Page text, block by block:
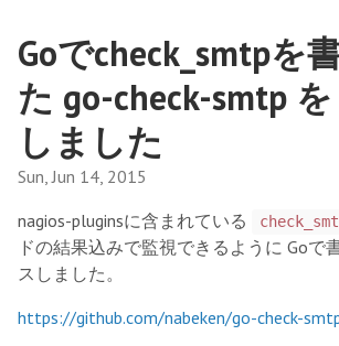
Goでcheck_smtpを
た go-check-smtp
しました
Sun, Jun 14, 2015
nagios-pluginsに含まれている
ドの結果込みで監視できるように Goで
スしました。
https://github.com/nabeken/go-check-